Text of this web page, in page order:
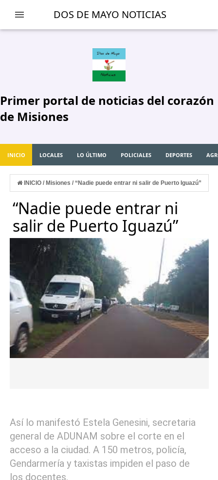
DOS DE MAYO NOTICIAS
Primer portal de noticias del corazón
de Misiones
INICIO LOCALES LO ÚLTIMO POLICIALES DEPORTES
INICIO / Misiones / “Nadie puede entrar ni salir de Puerto Iguazú”
“Nadie puede entrar ni
salir de Puerto Iguazú”
Así lo manifestó Estela Genesini, secretaria
general de ADUNAM sobre el corte en el
acceso a la ciudad. A 150 metros, policía,
Gendarmería y taxistas impiden el paso de
los docentes.